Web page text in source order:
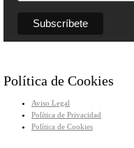
Política de Cookies
Aviso Legal
Política de Privacidad
Política de Cookies